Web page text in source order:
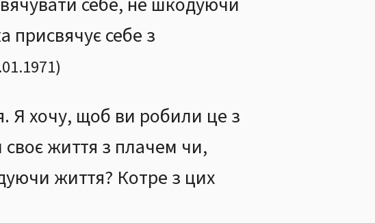
присвячує себе з
)
Я хочу, щоб ви робили це з
життя з плачем чи,
життя? Котре з цих